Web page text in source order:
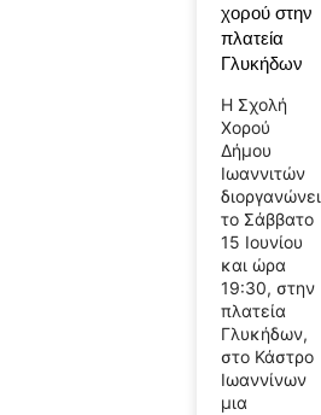
χορού στην
πλατεία
Γλυκήδων
Η Σχολή
Χορού
Δήμου
Ιωαννιτών
διοργανώνει
το Σάββατο
15 Ιουνίου
και ώρα
19:30, στην
πλατεία
Γλυκήδων,
στο Κάστρο
Ιωαννίνων
μια